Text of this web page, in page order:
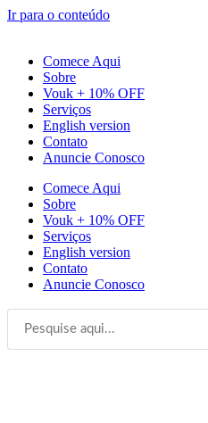
Ir para o conteúdo
Comece Aqui
Sobre
Vouk + 10% OFF
Serviços
English version
Contato
Anuncie Conosco
Comece Aqui
Sobre
Vouk + 10% OFF
Serviços
English version
Contato
Anuncie Conosco